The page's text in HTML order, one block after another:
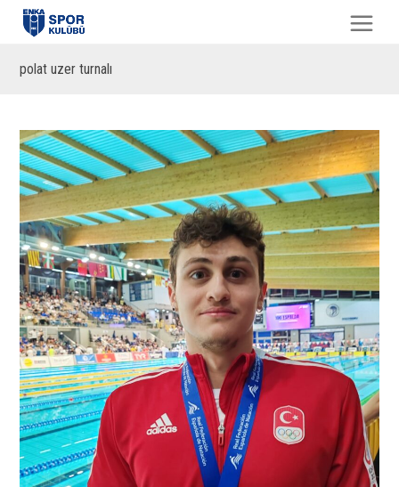
polat uzer turnalı